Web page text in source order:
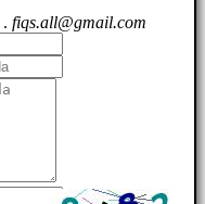
. fiqs.all@gmail.com